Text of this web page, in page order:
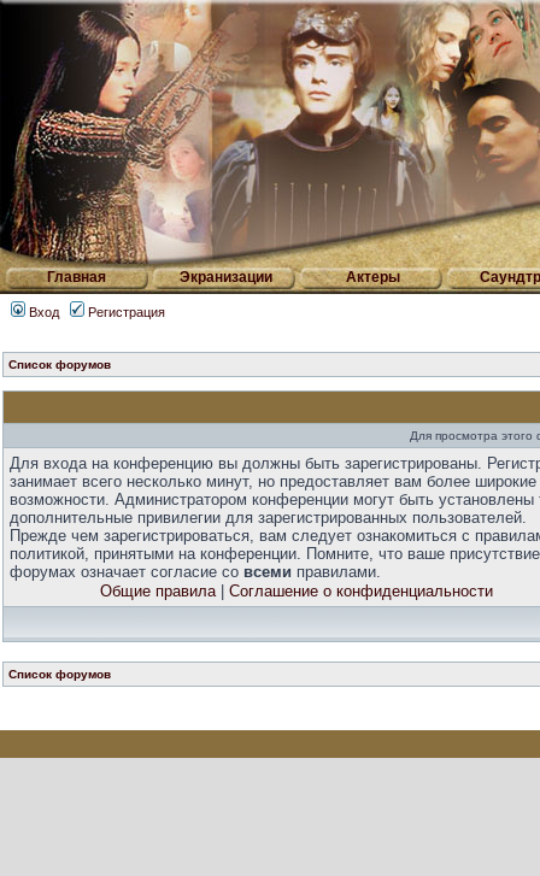
Главная Экранизации Актеры
Вход Регистрация
Список форумов
Для просмотра
Для входа на конференцию вы должны быть зарегистрированы.
занимает всего несколько минут, но предоставляет вам более широкие
возможности. Администратором конференции могут быть установлены
дополнительные привилегии для зарегистрированных пользователей.
Прежде чем зарегистрироваться, вам следует ознакомиться с
политикой, принятыми на конференции. Помните, что ваше
форумах означает согласие со всеми правилами.
Общие правила| Соглашение о конфиденциальности
Список форумов